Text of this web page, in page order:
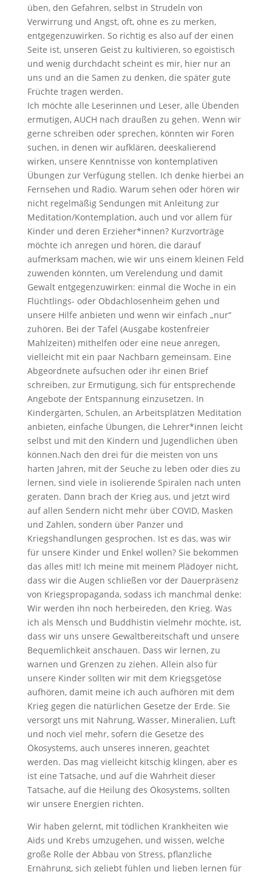
üben, den Gefahren, selbst in Strudeln von
Verwirrung und Angst, oft, ohne es zu merken,
entgegenzuwirken. So richtig es also auf der einen
Seite ist, unseren Geist zu kultivieren, so egoistisch
und wenig durchdacht scheint es mir, hier nur an
uns und an die Samen zu denken, die später gute
Früchte tragen werden.
Ich möchte alle Leserinnen und Leser, alle Übenden
ermutigen, AUCH nach draußen zu gehen. Wenn wir
gerne schreiben oder sprechen, könnten wir Foren
suchen, in denen wir aufklären, deeskalierend
wirken, unsere Kenntnisse von kontemplativen
Übungen zur Verfügung stellen. Ich denke hierbei an
Fernsehen und Radio. Warum sehen oder hören wir
nicht regelmäßig Sendungen mit Anleitung zur
Meditation/Kontemplation, auch und vor allem für
Kinder und deren Erzieher*innen? Kurzvorträge
möchte ich anregen und hören, die darauf
aufmerksam machen, wie wir uns einem kleinen Feld
zuwenden könnten, um Verelendung und damit
Gewalt entgegenzuwirken: einmal die Woche in ein
Flüchtlings- oder Obdachlosenheim gehen und
unsere Hilfe anbieten und wenn wir einfach „nur“
zuhören. Bei der Tafel (Ausgabe kostenfreier
Mahlzeiten) mithelfen oder eine neue anregen,
vielleicht mit ein paar Nachbarn gemeinsam. Eine
Abgeordnete aufsuchen oder ihr einen Brief
schreiben, zur Ermutigung, sich für entsprechende
Angebote der Entspannung einzusetzen. In
Kindergärten, Schulen, an Arbeitsplätzen Meditation
anbieten, einfache Übungen, die Lehrer*innen leicht
selbst und mit den Kindern und Jugendlichen üben
können.Nach den drei für die meisten von uns
harten Jahren, mit der Seuche zu leben oder dies zu
lernen, sind viele in isolierende Spiralen nach unten
geraten. Dann brach der Krieg aus, und jetzt wird
auf allen Sendern nicht mehr über COVID, Masken
und Zahlen, sondern über Panzer und
Kriegshandlungen gesprochen. Ist es das, was wir
für unsere Kinder und Enkel wollen? Sie bekommen
das alles mit! Ich meine mit meinem Plädoyer nicht,
dass wir die Augen schließen vor der Dauerpräsenz
von Kriegspropaganda, sodass ich manchmal denke:
Wir werden ihn noch herbeireden, den Krieg. Was
ich als Mensch und Buddhistin vielmehr möchte, ist,
dass wir uns unsere Gewaltbereitschaft und unsere
Bequemlichkeit anschauen. Dass wir lernen, zu
warnen und Grenzen zu ziehen. Allein also für
unsere Kinder sollten wir mit dem Kriegsgetöse
aufhören, damit meine ich auch aufhören mit dem
Krieg gegen die natürlichen Gesetze der Erde. Sie
versorgt uns mit Nahrung, Wasser, Mineralien, Luft
und noch viel mehr, sofern die Gesetze des
Ökosystems, auch unseres inneren, geachtet
werden. Das mag vielleicht kitschig klingen, aber es
ist eine Tatsache, und auf die Wahrheit dieser
Tatsache, auf die Heilung des Ökosystems, sollten
wir unsere Energien richten.
Wir haben gelernt, mit tödlichen Krankheiten wie
Aids und Krebs umzugehen, und wissen, welche
große Rolle der Abbau von Stress, pflanzliche
Ernährung, sich geliebt fühlen und lieben lernen für